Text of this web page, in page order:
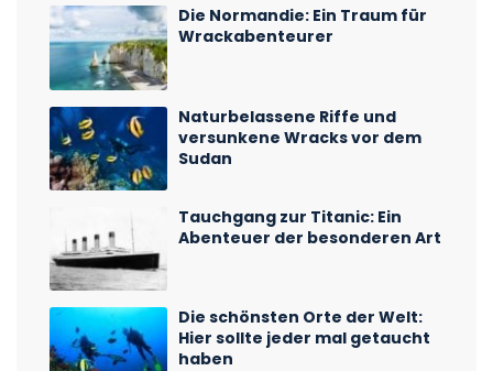
Die Normandie: Ein Traum für
Wrackabenteurer
Naturbelassene Riffe und
versunkene Wracks vor dem
Sudan
Tauchgang zur Titanic: Ein
Abenteuer der besonderen Art
Die schönsten Orte der Welt:
Hier sollte jeder mal getaucht
haben